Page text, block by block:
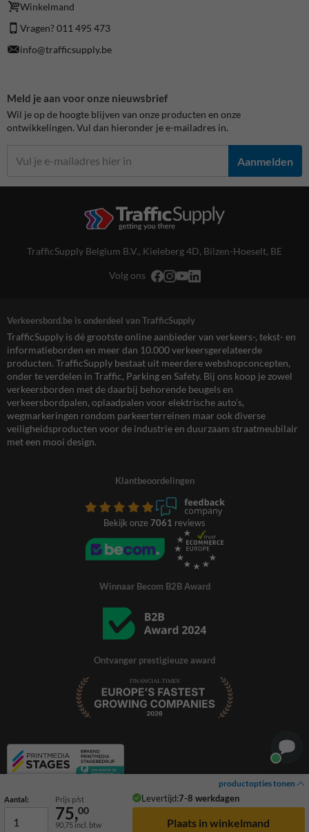
productopties tonen
Aantal: Prijs p/st Levertijd:7-8 werkdagen
75,00
90,75 incl. btw
Winkelmand
Vragen? 011 495 473
info@trafficsupply.be
Meld je aan voor onze nieuwsbrief
Wil je op de hoogte blijven van onze producten en onze
ontwikkelingen. Vul dan hieronder je e-mailadres in.
Aanmelden
TrafficSupply Belgium B.V., Kieleberg 4D, Bilzen-Hoeselt, BE
Volg ons
Verkeersbord.be is onderdeel van TrafficSupply
TrafficSupply is dé grootste online aanbieder van verkeers-, tekst- en
informatieborden en meer dan 10.000 verkeersgerelateerde
producten. TrafficSupply bestaat uit meerdere webshopconcepten,
onder te verdelen in Traffic, Parking en Safety. Bij ons koop je zowel
verkeersborden met de daarbij behorende beugels en
verkeersbordpalen, oplaadpalen voor elektrische auto’s,
wegmarkeringen rondom parkeerterreinen maar ook diverse
veiligheidsproducten voor de industrie en duurzaam straatmeubilair
met een mooi design.
Klantbeoordelingen
Bekijk onze 7061 reviews
Winnaar Becom B2B Award
Ontvanger prestigieuze award
© 2026 TrafficSupply. Alle rechten voorbehouden.